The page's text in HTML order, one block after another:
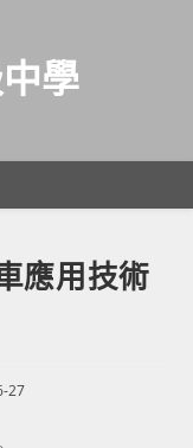
學
應用技術
27